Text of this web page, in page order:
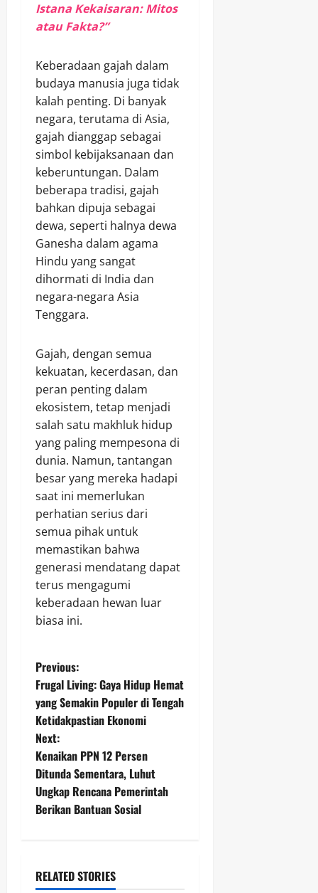
Istana Kekaisaran: Mitos
atau Fakta?”
Keberadaan gajah dalam
budaya manusia juga tidak
kalah penting. Di banyak
negara, terutama di Asia,
gajah dianggap sebagai
simbol kebijaksanaan dan
keberuntungan. Dalam
beberapa tradisi, gajah
bahkan dipuja sebagai
dewa, seperti halnya dewa
Ganesha dalam agama
Hindu yang sangat
dihormati di India dan
negara-negara Asia
Tenggara.
Gajah, dengan semua
kekuatan, kecerdasan, dan
peran penting dalam
ekosistem, tetap menjadi
salah satu makhluk hidup
yang paling mempesona di
dunia. Namun, tantangan
besar yang mereka hadapi
saat ini memerlukan
perhatian serius dari
semua pihak untuk
memastikan bahwa
generasi mendatang dapat
terus mengagumi
keberadaan hewan luar
biasa ini.
P
o
s
t
n
a
i
Previous:
Frugal Living: Gaya Hidup Hemat
yang Semakin Populer di Tengah
Ketidakpastian Ekonomi
Next:
Kenaikan PPN 12 Persen
Ditunda Sementara, Luhut
Ungkap Rencana Pemerintah
Berikan Bantuan Sosial
RELATED STORIES